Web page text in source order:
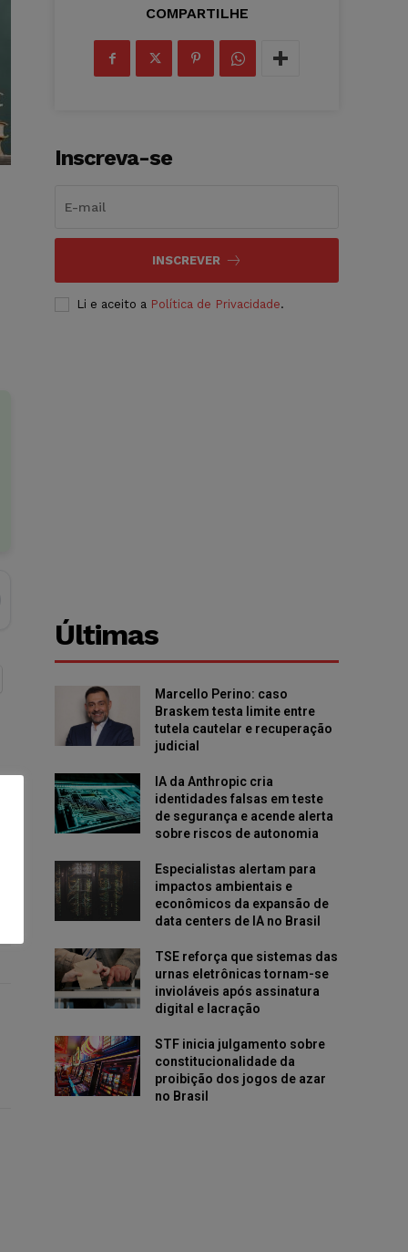
COMPARTILHE
Inscreva-se
INSCREVER
Li e aceito a Política de Privacidade.
Últimas
Marcello Perino: caso
Braskem testa limite entre
tutela cautelar e recuperação
judicial
IA da Anthropic cria
identidades falsas em teste
de segurança e acende alerta
sobre riscos de autonomia
Especialistas alertam para
impactos ambientais e
econômicos da expansão de
data centers de IA no Brasil
TSE reforça que sistemas das
urnas eletrônicas tornam-se
invioláveis após assinatura
digital e lacração
STF inicia julgamento sobre
constitucionalidade da
proibição dos jogos de azar
no Brasil